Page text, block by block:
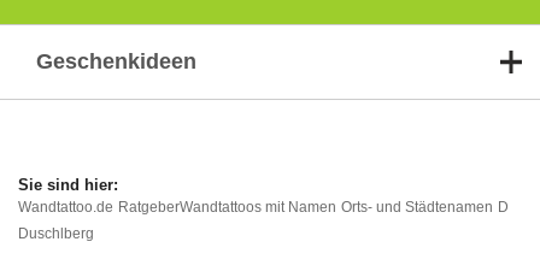
Geschenkideen
Wandtattoo.de RatgeberWandtattoos mit Namen Orts- und Städtenamen D
Duschlberg